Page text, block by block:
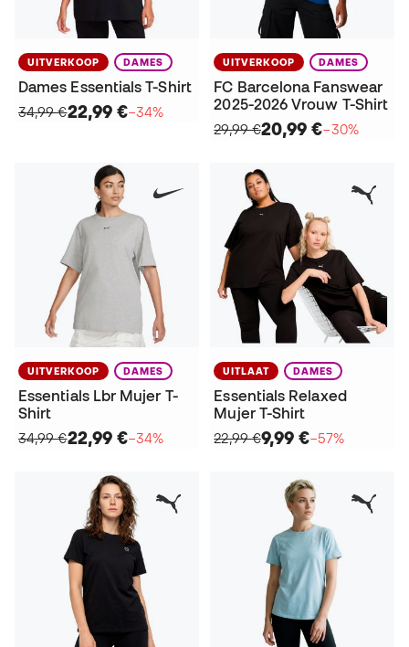
UITVERKOOP DAMES
Dames Essentials T-Shirt
34,99 €22,99 €−34%
UITVERKOOP DAMES
FC Barcelona Fanswear
2025-2026 Vrouw T-Shirt
29,99 €20,99 €−30%
UITVERKOOP DAMES
Essentials Lbr Mujer T-
Shirt
34,99 €22,99 €−34%
UITLAAT DAMES
Essentials Relaxed
Mujer T-Shirt
22,99 €9,99 €−57%